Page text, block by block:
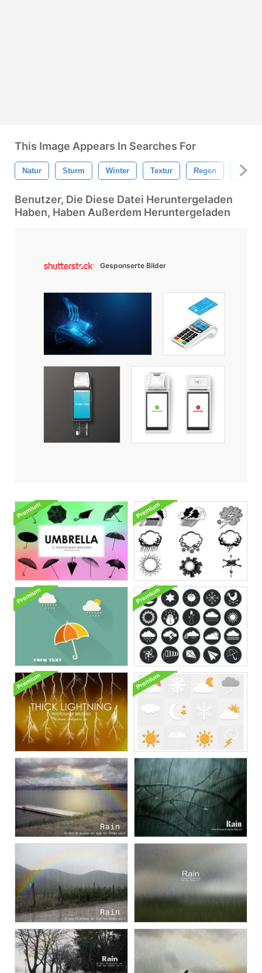
This Image Appears In Searches For
Natur Sturm Winter Textur Regen
Benutzer, Die Diese Datei Heruntergeladen
Haben, Haben Außerdem Heruntergeladen
Gesponserte Bilder